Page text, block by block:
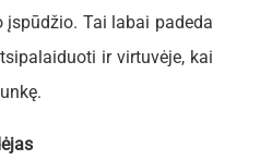
įspūdžio. Tai labai padeda
ir virtuvėje, kai